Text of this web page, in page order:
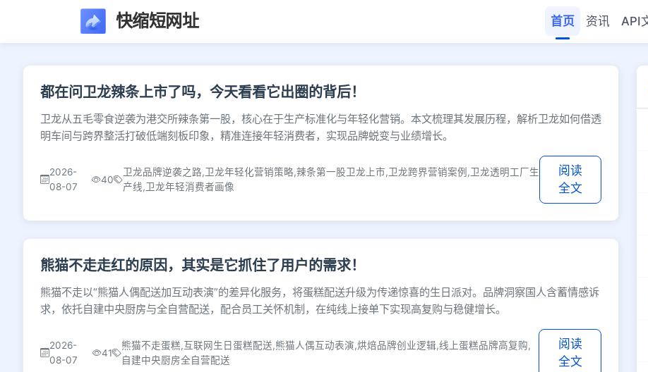
快缩短网址 首页 资讯 API
文章列表 - 第7页 - 快缩短网址
都在问卫龙辣条上市了吗，今天看看它出圈的背后！
卫龙从五毛零食逆袭为港交所辣条第一股，核心在于生产标准化与年轻化营销。本文梳理其发展历程，解析卫龙如何借透
明车间与跨界整活打破低端刻板印象，精准连接年轻消费者，实现品牌蜕变与业绩增长。
2026-
08-07
40
卫龙品牌逆袭之路,卫龙年轻化营销策略,辣条第一股卫龙上市,卫龙跨界营销案例,卫龙透明工厂生
产线,卫龙年轻消费者画像
阅读
全文
熊猫不走走红的原因，其实是它抓住了用户的需求！
熊猫不走以“熊猫人偶配送加互动表演”的差异化服务，将蛋糕配送升级为传递惊喜的生日派对。品牌洞察国人含蓄情感诉
求，依托自建中央厨房与全自营配送，配合员工关怀机制，在纯线上接单下实现高复购与稳健增长。
2026-
08-07
41
熊猫不走蛋糕,互联网生日蛋糕配送,熊猫人偶互动表演,烘焙品牌创业逻辑,线上蛋糕品牌高复购,
自建中央厨房全自营配送
阅读
全文